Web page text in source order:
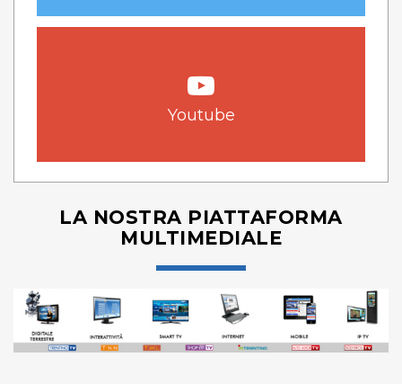
Youtube
LA NOSTRA PIATTAFORMA
MULTIMEDIALE